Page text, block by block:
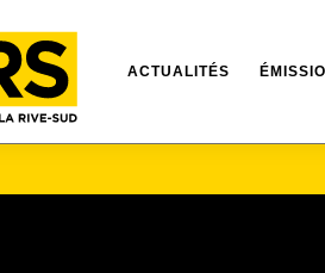
ACTUALITÉS